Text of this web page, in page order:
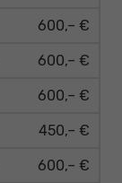
600,– €
600,– €
600,– €
450,– €
600,– €